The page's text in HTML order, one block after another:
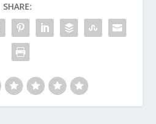
SHARE: